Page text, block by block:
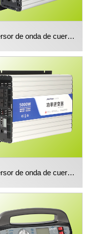
Inversor de onda de cuerda corregido de 2000w
Inversor de onda de cuerda corregido de 5000w